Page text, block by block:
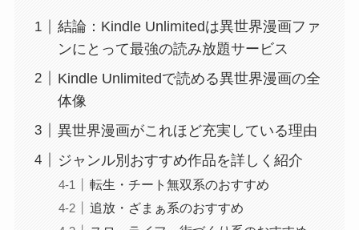
結論：Kindle Unlimitedは異世界漫画ファ
ンにとって最強の読み放題サービス
Kindle Unlimitedで読める異世界漫画の全
体像
異世界漫画がこれほど充実している理由
ジャンル別おすすめ作品を詳しく紹介
転生・チート無双系のおすすめ
追放・ざまぁ系のおすすめ